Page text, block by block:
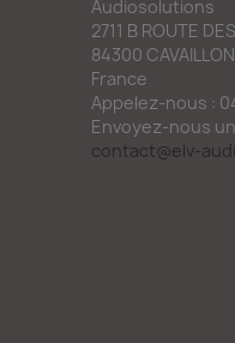
Audiosolutions
2711 B ROUTE
84300 CAVAILLON
France
Appelez-nous :
Envoyez-nous
contact@elv-